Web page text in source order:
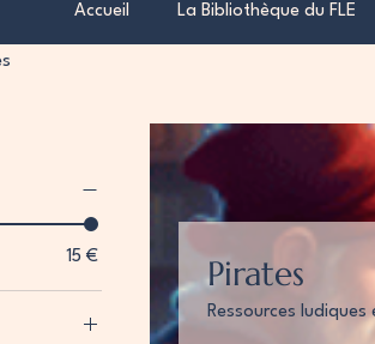
Accueil La Bibliothèque du FLE
15 € Pirates
Ressources